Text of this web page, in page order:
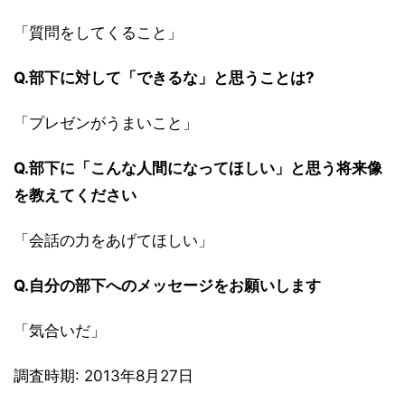
「質問をしてくること」
Q.部下に対して「できるな」と思うことは?
「プレゼンがうまいこと」
Q.部下に「こんな人間になってほしい」と思う将来像
を教えてください
「会話の力をあげてほしい」
Q.自分の部下へのメッセージをお願いします
「気合いだ」
調査時期: 2013年8月27日